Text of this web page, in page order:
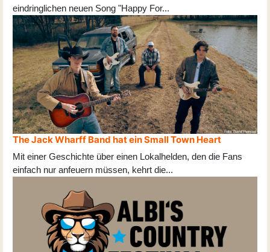
eindringlichen neuen Song "Happy For...
The Jack Wharff Band hat ein Small Town Heart
Mit einer Geschichte über einen Lokalhelden, den die Fans
einfach nur anfeuern müssen, kehrt die...